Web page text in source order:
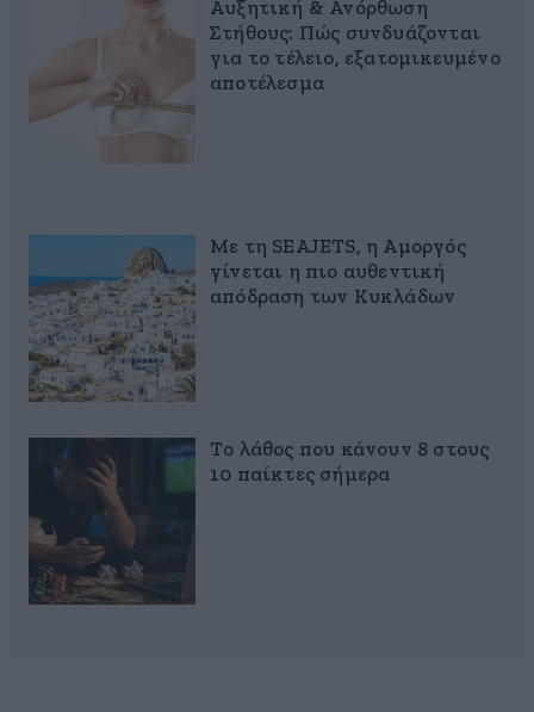
Αυξητική & Ανόρθωση
Στήθους: Πώς συνδυάζονται
για το τέλειο, εξατομικευμένο
αποτέλεσμα
Με τη SEAJETS, η Αμοργός
γίνεται η πιο αυθεντική
απόδραση των Κυκλάδων
Το λάθος που κάνουν 8 στους
10 παίκτες σήμερα